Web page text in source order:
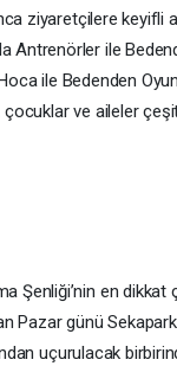
ziyaretçilere keyifli
Antrenörler ile
ile Bedenden
ve aileler
Şenliği’nin en
Pazar günü
uçurulacak